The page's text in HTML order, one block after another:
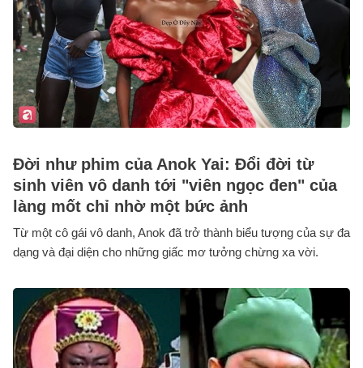
Đời như phim của Anok Yai: Đổi đời từ
sinh viên vô danh tới "viên ngọc đen" của
làng mốt chỉ nhờ một bức ảnh
Từ một cô gái vô danh, Anok đã trở thành biểu tượng của sự đa
dạng và đại diện cho những giấc mơ tưởng chừng xa vời.